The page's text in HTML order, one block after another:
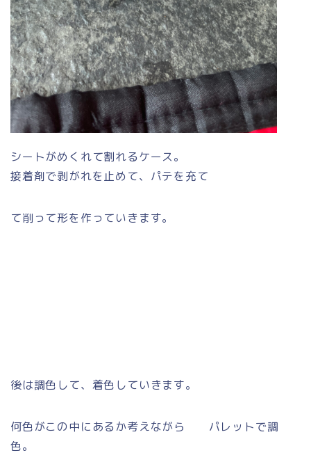
シートがめくれて割れるケース。
接着剤で剥がれを止めて、パテを充て
て削って形を作っていきます。
後は調色して、着色していきます。
何色がこの中にあるか考えながら パレットで調
色。